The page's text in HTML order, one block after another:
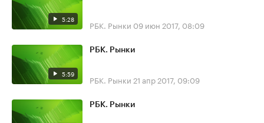
5:28 РБК. Рынки 09 июн 2017, 08:09
5:59
РБК. Рынки
РБК. Рынки 21 апр 2017, 09:09
РБК. Рынки